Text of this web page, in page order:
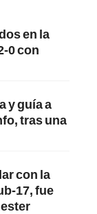
en la
0 con
y guía a
tras una
con la
17, fue